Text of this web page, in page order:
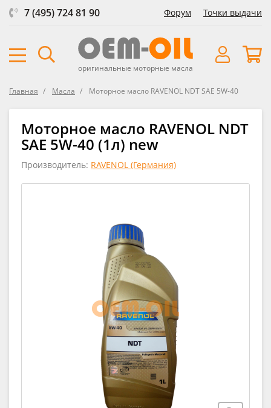
7 (495) 724 81 90 Форум Точки выдачи
оригинальные моторные масла
Главная Масла Моторное масло RAVENOL NDT SAE 5W-40
Моторное масло RAVENOL NDT
SAE 5W-40 (1л) new
Производитель: RAVENOL (Германия)